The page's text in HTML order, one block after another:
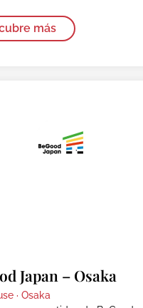
más
Japan – Osaka
· Osaka